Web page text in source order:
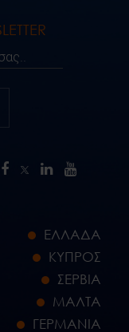
ΕΛΛΑΔΑ
ΚΥΠΡΟΣ
ΣΕΡΒΙΑ
ΜΑΛΤΑ
ΓΕΡΜΑΝΙΑ